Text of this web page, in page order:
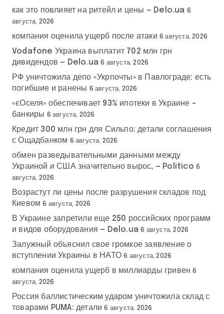
как это повлияет на ритейл и цены — Delo.ua 6
августа, 2026
компания оценила ущерб после атаки 6 августа, 2026
Vodafone Украина выплатит 702 млн грн
дивидендов — Delo.ua 6 августа, 2026
РФ уничтожила депо «Укрпочты» в Павлограде: есть
погибшие и ранены 6 августа, 2026
«єОселя» обеспечивает 93% ипотеки в Украине –
банкиры 6 августа, 2026
Кредит 300 млн грн для Сильпо: детали соглашения
с Ощадбанком 6 августа, 2026
обмен разведывательными данными между
Украиной и США значительно вырос, — Politico 6
августа, 2026
Возрастут ли цены после разрушения складов под
Киевом 6 августа, 2026
В Украине запретили еще 250 российских программ
и видов оборудования — Delo.ua 6 августа, 2026
Залужный объяснил свое громкое заявление о
вступлении Украины в НАТО 6 августа, 2026
компания оценила ущерб в миллиарды гривен 6
августа, 2026
Россия баллистическим ударом уничтожила склад с
товарами PUMA: детали 6 августа, 2026